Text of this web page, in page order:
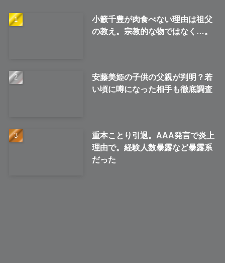
小籔千豊が肉食べない理由は祖父
の教え。宗教的な物ではなく…。
安藤美姫の子供の父親が判明？若
い頃に噂になった相手も徹底調査
重本ことり引退。AAA発言で炎上
理由で。経験人数暴露など暴露系
だった